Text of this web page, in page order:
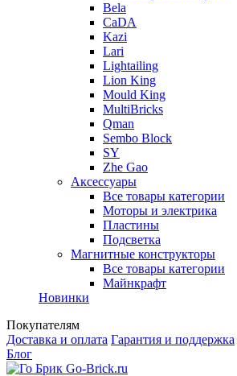
Bela
CaDA
Kazi
Lari
Lightailing
Lion King
Mould King
MultiBricks
Qman
Sembo Block
SY
Zhe Gao
Аксессуары
Все товары категории
Моторы и электрика
Пластины
Подсветка
Магнитные конструкторы
Все товары категории
Майнкрафт
Новинки
Покупателям
Доставка и оплата Гарантия и поддержка
Блог
Go-Brick.ru